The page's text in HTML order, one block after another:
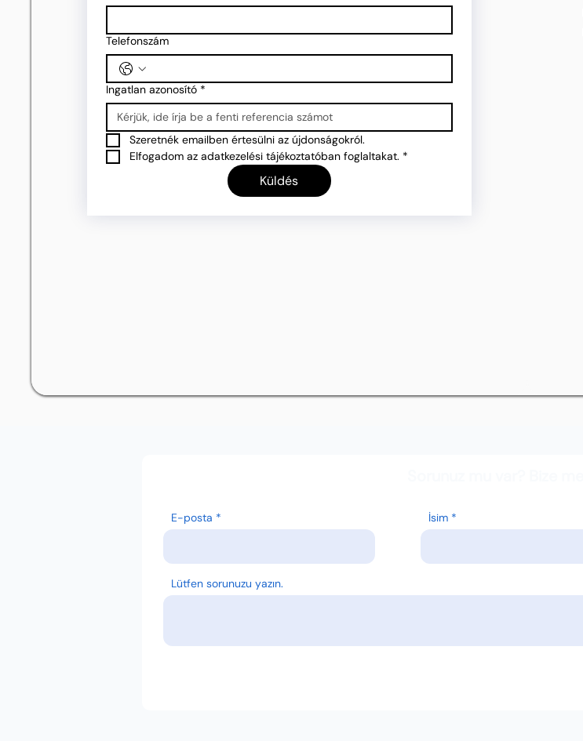
Telefonszám
Ingatlan azonosító *
Szeretnék emailben értesülni az újdonságokról.
Elfogadom az adatkezelési tájékoztatóban foglaltakat. *
Küldés
E-posta İsim
Lütfen sorunuzu yazın.